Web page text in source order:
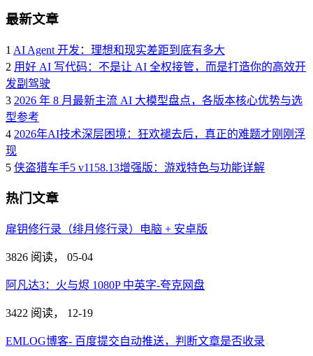
最新文章
1 AI Agent 开发：理想和现实差距到底有多大
2 用好 AI 写代码：不是让 AI 全权接管，而是打造你的高效开
发副驾驶
3 2026 年 8 月最新主流 AI 大模型盘点，各版本核心优势与选
型参考
4 2026年AI技术深层困境：狂欢褪去后，真正的难题才刚刚浮
现
5 侠盗猎车手5 v1158.13增强版：游戏特色与功能详解
热门文章
扉钥修行录（绯月修行录）电脑 + 安卓版
3826 阅读， 05-04
阿凡达3：火与烬 1080P 中英字-夸克网盘
3422 阅读， 12-19
EMLOG博客- 百度提交自动推送，判断文章是否收录